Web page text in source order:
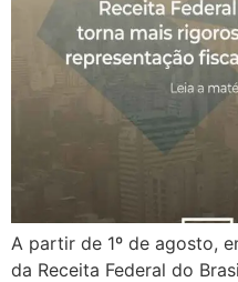
A partir de 1º de agosto,
da Receita Federal do